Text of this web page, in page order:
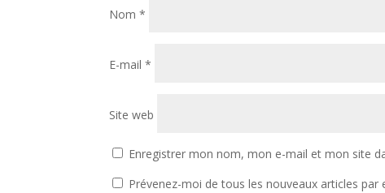
Nom*
E-mail*
Site web
Enregistrer mon nom, mon e-mail et mon site
Prévenez-moi de tous les nouveaux articles par